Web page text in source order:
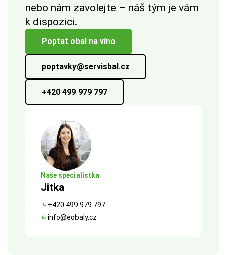
nebo nám zavolejte – náš tým je vám
k dispozici.
Poptat obal na víno
poptavky@servisbal.cz
+420 499 979 797
Naše specialistka
Jitka
+420 499 979 797
info@eobaly.cz